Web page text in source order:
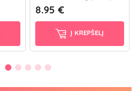
8.95 €
Į KREPŠELĮ